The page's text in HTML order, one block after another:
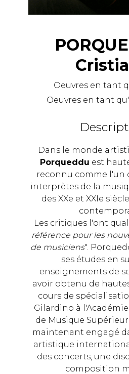
Oeuvres en tant
Oeuvres en tant
Dans le monde
Porqueddu est
reconnu comme l'un
interprètes de la
des XXe et XXIe
Les critiques l'ont
référence pour les
de musiciens".
ses études en
enseignements de
avoir obtenu de
cours de
Gilardino à
de Musique
maintenant engagé
artistique
des concerts, une
composition